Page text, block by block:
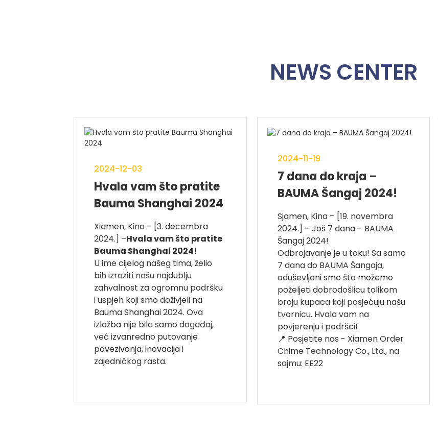
NEWS CENTER
2024-12-03
Hvala vam što pratite
Bauma Shanghai 2024
Xiamen, Kina – [3. decembra
2024.] –Hvala vam što pratite
Bauma Shanghai 2024!
U ime cijelog našeg tima, želio
bih izraziti našu najdublju
zahvalnost za ogromnu podršku
i uspjeh koji smo doživjeli na
Bauma Shanghai 2024. Ova
izložba nije bila samo događaj,
već izvanredno putovanje
povezivanja, inovacija i
zajedničkog rasta.
2024-11-19
7 dana do kraja –
BAUMA Šangaj 2024!
Sjamen, Kina – [19. novembra
2024.] – Još 7 dana – BAUMA
Šangaj 2024!
Odbrojavanje je u toku! Sa samo
7 dana do BAUMA Šangaja,
oduševljeni smo što možemo
poželjeti dobrodošlicu tolikom
broju kupaca koji posjećuju našu
tvornicu. Hvala vam na
povjerenju i podršci!
📍 Posjetite nas - Xiamen Order
Chime Technology Co., Ltd., na
sajmu: EE22